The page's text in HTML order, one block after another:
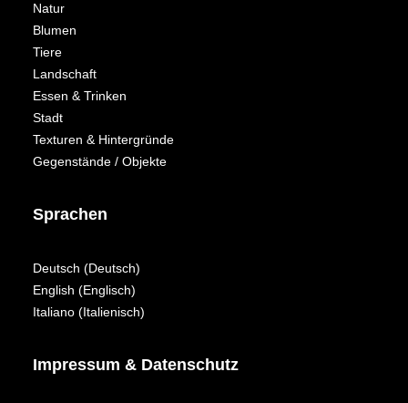
Natur
Blumen
Tiere
Landschaft
Essen & Trinken
Stadt
Texturen & Hintergründe
Gegenstände / Objekte
Sprachen
Deutsch (Deutsch)
English (Englisch)
Italiano (Italienisch)
Impressum & Datenschutz